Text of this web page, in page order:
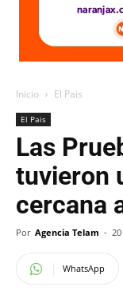
Inicio El Pais
El Pais
Las
tuvieron
cercana
Por Agencia Telam -
WhatsApp